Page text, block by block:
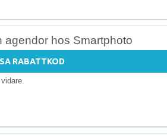
agendor hos Smartphoto
RABATTKOD